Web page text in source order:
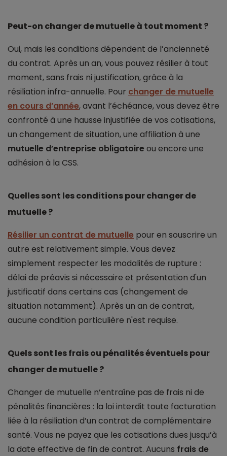
Peut-on changer de mutuelle à tout moment ?
Oui, mais les conditions dépendent de l’ancienneté
du contrat. Après un an, vous pouvez résilier à tout
moment, sans frais ni justification, grâce à la
résiliation infra-annuelle. Pour changer de mutuelle
en cours d’année, avant l’échéance, vous devez être
confronté à une hausse injustifiée de vos cotisations,
un changement de situation, une affiliation à une
mutuelle d’entreprise obligatoireou encore une
adhésion à la CSS.
Quelles sont les conditions pour changer de
mutuelle ?
Résilier un contrat de mutuelle pour en souscrire un
autre est relativement simple. Vous devez
simplement respecter les modalités de rupture :
délai de préavis si nécessaire et présentation d'un
justificatif dans certains cas (changement de
situation notamment). Après un an de contrat,
aucune condition particulière n'est requise.
Quels sont les frais ou pénalités éventuels pour
changer de mutuelle ?
Changer de mutuelle n’entraîne pas de frais ni de
pénalités financières : la loi interdit toute facturation
liée à la résiliation d’un contrat de complémentaire
santé. Vous ne payez que les cotisations dues jusqu’à
la date effective de fin de contrat. Aucuns frais de